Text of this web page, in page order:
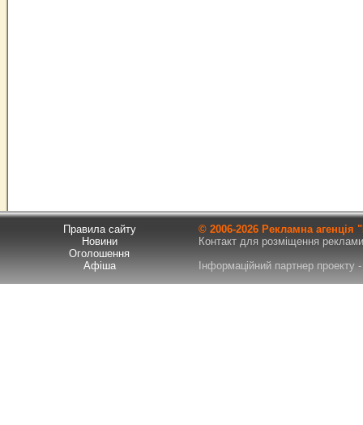
Правила сайту
Новини
Оголошення
Афіша
© 2006-2026 Рекламна
Контакт для розміщення
Інформаційний партнер проекту